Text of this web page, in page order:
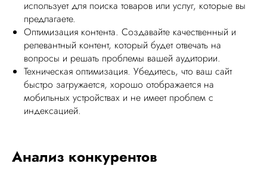
использует для поиска товаров или услуг, которые вы
предлагаете.
Оптимизация контента. Создавайте качественный и
релевантный контент, который будет отвечать на
вопросы и решать проблемы вашей аудитории.
Техническая оптимизация. Убедитесь, что ваш сайт
быстро загружается, хорошо отображается на
мобильных устройствах и не имеет проблем с
индексацией.
Анализ конкурентов